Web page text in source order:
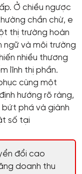
Ở chiều ngược
chần chừ, e
thị trường hoàn
ngữ và môi trường
nhiều thương
lĩnh thị phần.
cùng một
hướng rõ ràng,
phá và giành
số tại
đổi cao
doanh thu